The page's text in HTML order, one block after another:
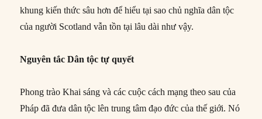
khung kiến thức sâu hơn để hiểu tại sao chủ nghĩa dân tộc
của người Scotland vẫn tồn tại lâu dài như vậy.
Nguyên tắc Dân tộc tự quyết
Phong trào Khai sáng và các cuộc cách mạng theo sau của
Pháp đã đưa dân tộc lên trung tâm đạo đức của thế giới. Nó